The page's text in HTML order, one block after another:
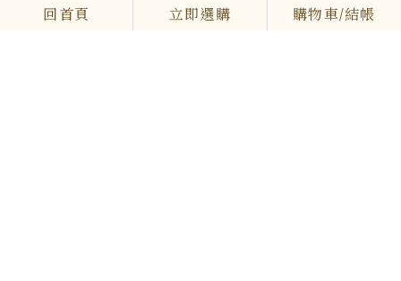
回首頁 立即選購 購物車/結帳
COOKING.SIR